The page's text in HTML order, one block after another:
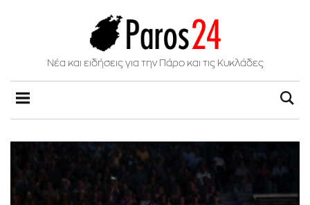
Νέα και ειδήσεις για την Πάρο και τις Κυκλάδες